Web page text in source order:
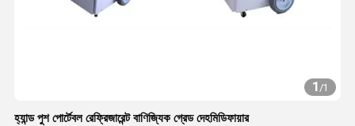
1/1
হ্যান্ড পুশ পোর্টেবল রেফ্রিজারেন্ট বাণিজ্যিক গ্রেড দেহমিডিফায়ার